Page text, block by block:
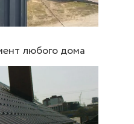
любого дома